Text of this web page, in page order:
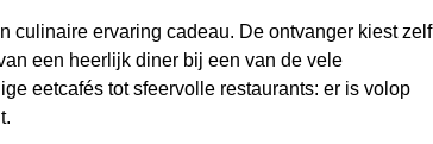
culinaire ervaring cadeau. De ontvanger kiest zelf
een heerlijk diner bij een van de vele
eetcafés tot sfeervolle restaurants: er is volop